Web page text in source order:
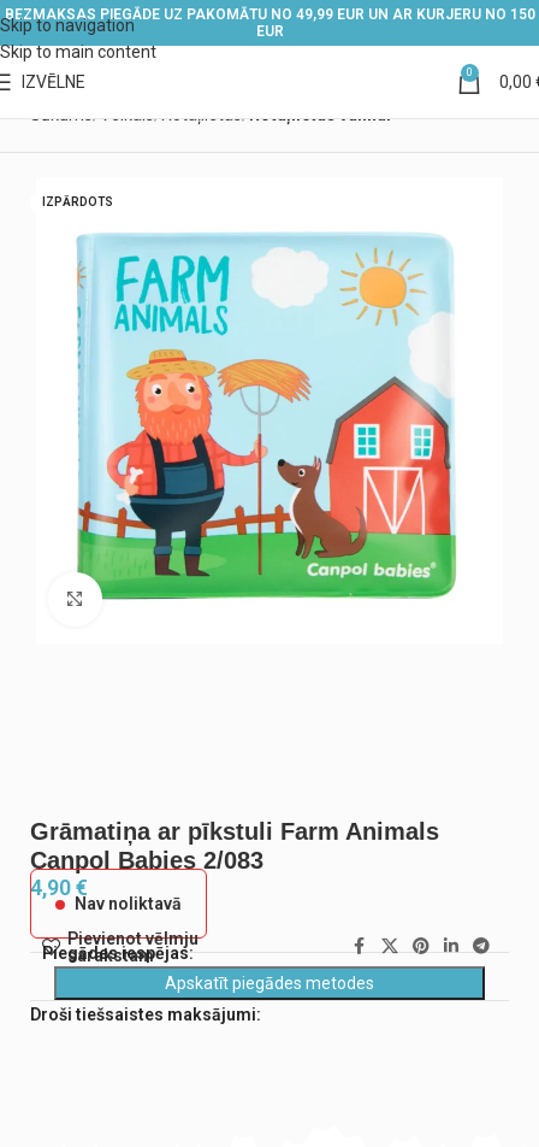
Skip to navigation
Skip to main content
BEZMAKSAS PIEGĀDE UZ PAKOMĀTU NO 49,99 EUR UN AR KURJERU NO 150
EUR
IZVĒLNE 0 0,00
IZPĀRDOTS
Noklikšķiniet, lai palielinātu
Grāmatiņa ar pīkstuli Farm Animals
Canpol Babies 2/083
4,90€
Nav noliktavā
Pievienot vēlmju
sarakstam
Piegādes iespējas:
Apskatīt piegādes metodes
Droši tiešsaistes maksājumi: